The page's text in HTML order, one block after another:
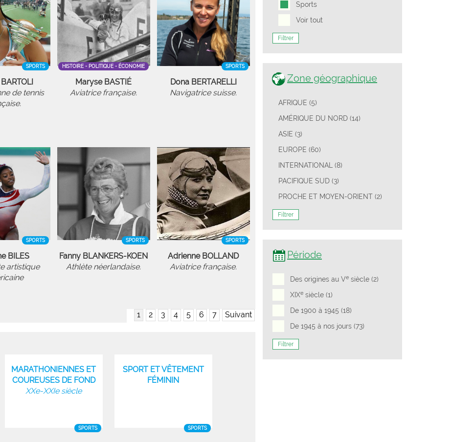
SPORTS
de tennis
HISTOIRE - POLITIQUE - ÉCONOMIE
Maryse BASTIÉ
Aviatrice française.
SPORTS
Dona BERTARELLI
Navigatrice suisse.
SPORTS
BILES
artistique
SPORTS
Fanny BLANKERS-KOEN
Athlète néerlandaise.
SPORTS
Adrienne BOLLAND
Aviatrice française.
1 2 3 4 5 6 7 Suivant
MARATHONIENNES ET
COUREUSES DE FOND
XXe-XXIe siècle
SPORTS
SPORT ET VÊTEMENT
FÉMININ
SPORTS
Sports
Voir tout
Filtrer
Zone géographique
AFRIQUE (5)
AMÉRIQUE DU NORD (14)
ASIE (3)
EUROPE (60)
INTERNATIONAL (8)
PACIFIQUE SUD (3)
PROCHE ET MOYEN-ORIENT (2)
Filtrer
Période
Des origines au Ve siècle (2)
XIXe siècle (1)
De 1900 à 1945 (18)
De 1945 à nos jours (73)
Filtrer